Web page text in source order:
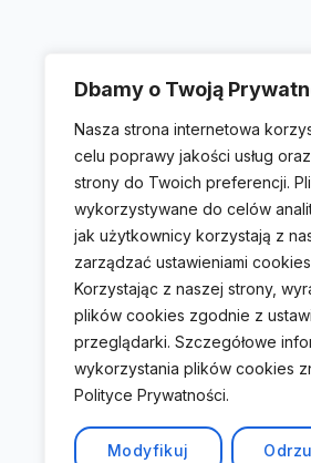
Dbamy o Twoją
Nasza strona internetowa
celu poprawy jakości usług
strony do Twoich preferencji.
wykorzystywane do celów
jak użytkownicy korzystają z
zarządzać ustawieniami
Korzystając z naszej strony,
plików cookies zgodnie z
przeglądarki. Szczegółowe
wykorzystania plików cookies
Polityce Prywatności.
Modyfikuj
O Nas
Słowniczek
Konsultacje
Polityka